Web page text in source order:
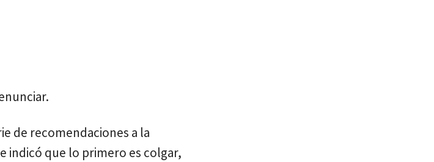
de recomendaciones a la
indicó que lo primero es colgar,